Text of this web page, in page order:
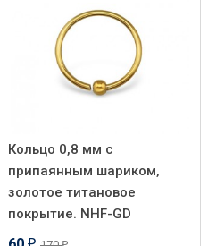
Кольцо 0,8 мм с
припаянным шариком,
золотое титановое
покрытие. NHF-GD
₽